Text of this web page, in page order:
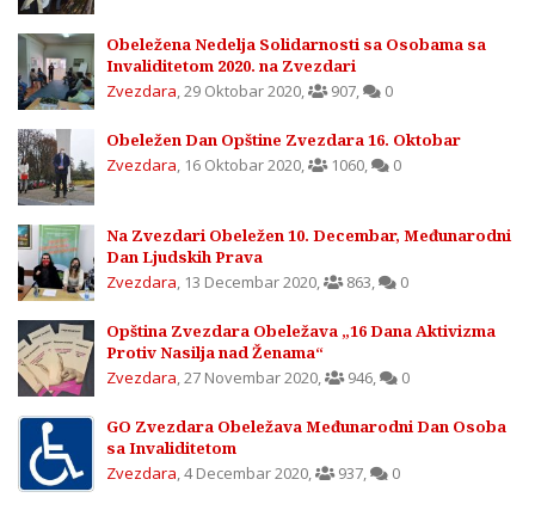
Obeležena Nedelja Solidarnosti sa Osobama sa
Invaliditetom 2020. na Zvezdari
Zvezdara,29 Oktobar 2020, 907, 0
Obeležen Dan Opštine Zvezdara 16. Oktobar
Zvezdara, 16 Oktobar 2020, 1060, 0
Na Zvezdari Obeležen 10. Decembar, Međunarodni
Dan Ljudskih Prava
Zvezdara, 13 Decembar 2020, 863, 0
Opština Zvezdara Obeležava „16 Dana Aktivizma
Protiv Nasilja nad Ženama“
Zvezdara,27 Novembar 2020, 946, 0
GO Zvezdara Obeležava Međunarodni Dan Osoba
sa Invaliditetom
Zvezdara,4 Decembar 2020, 937, 0